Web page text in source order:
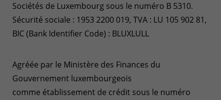
Sociétés de Luxembourg sous le numéro B 5310.
Sécurité sociale : 1953 2200 019, TVA : LU 105 902 81,
BIC (Bank Identifier Code) : BLUXLULL
Agréée par le Ministère des Finances du
Gouvernement luxembourgeois
comme établissement de crédit sous le numéro